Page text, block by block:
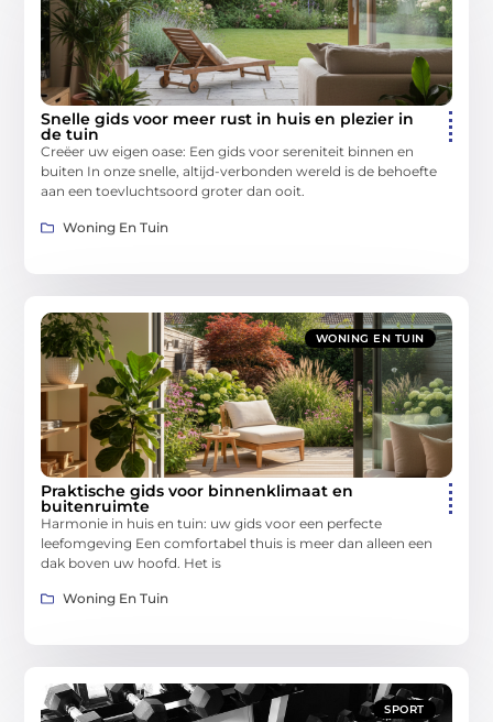
Snelle gids voor meer rust in huis en plezier in
de tuin
Creëer uw eigen oase: Een gids voor sereniteit binnen en
buiten In onze snelle, altijd-verbonden wereld is de behoefte
aan een toevluchtsoord groter dan ooit.
Woning En Tuin
WONING EN TUIN
Praktische gids voor binnenklimaat en
buitenruimte
Harmonie in huis en tuin: uw gids voor een perfecte
leefomgeving Een comfortabel thuis is meer dan alleen een
dak boven uw hoofd. Het is
Woning En Tuin
SPORT